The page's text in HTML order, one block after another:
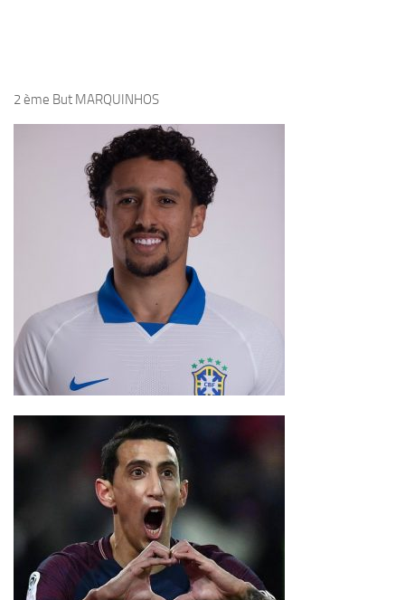
2 ème But MARQUINHOS